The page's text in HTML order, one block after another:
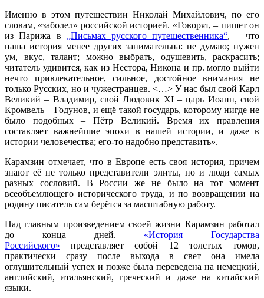
Именно в этом путешествии Николай Михайлович, по его
словам, «заболел» российской историей. «Говорят, – пишет он
из Парижа в „Письмах русского путешественника“, – что
наша история менее других занимательна: не думаю; нужен
ум, вкус, талант; можно выбрать, одушевить, раскрасить;
читатель удивится, как из Нестора, Никона и пр. могло выйти
нечто привлекательное, сильное, достойное внимания не
только Русских, но и чужестранцев. <…> У нас был свой Карл
Великий – Владимир, свой Людовик XI – царь Иоанн, свой
Кромвель – Годунов, и ещё такой государь, которому нигде не
было подобных – Пётр Великий. Время их правления
составляет важнейшие эпохи в нашей истории, и даже в
истории человечества; его-то надобно представить».
Карамзин отмечает, что в Европе есть своя история, причем
знают её не только представители элиты, но и люди самых
разных сословий. В России же не было на тот момент
всеобъемлющего исторического труда, и по возвращении на
родину писатель сам берётся за масштабную работу.
Над главным произведением своей жизни Карамзин работал
до конца дней. «История Государства
Российского» представляет собой 12 толстых томов,
практически сразу после выхода в свет она имела
оглушительный успех и позже была переведена на немецкий,
английский, итальянский, греческий и даже на китайский
языки.